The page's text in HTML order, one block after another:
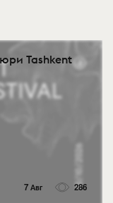
Tashkent
7 Авг 286